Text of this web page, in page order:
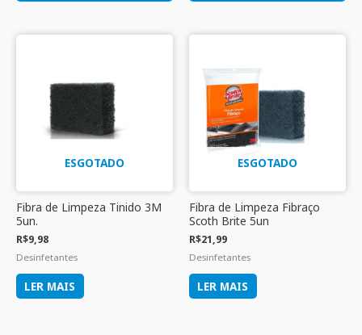
ESGOTADO
Fibra de Limpeza Tinido 3M
5un.
R$9,98
Desinfetantes
LER MAIS
ESGOTADO
Fibra de Limpeza Fibraço
Scoth Brite 5un
R$21,99
Desinfetantes
LER MAIS